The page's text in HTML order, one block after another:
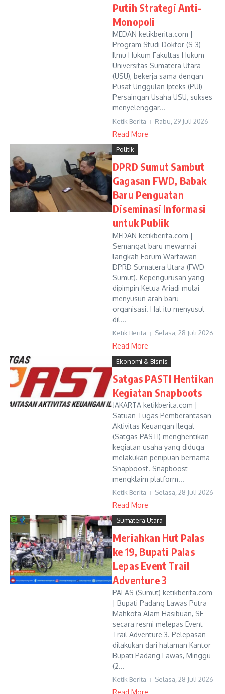
Putih Strategi Anti-
Monopoli
MEDAN ketikberita.com |
Program Studi Doktor (S-3)
Ilmu Hukum Fakultas Hukum
Universitas Sumatera Utara
(USU), bekerja sama dengan
Pusat Unggulan Ipteks (PUI)
Persaingan Usaha USU, sukses
menyelenggar...
Ketik Berita Rabu, 29 Juli 2026
Read More
Politik
DPRD Sumut Sambut
Gagasan FWD, Babak
Baru Penguatan
Diseminasi Informasi
untuk Publik
MEDAN ketikberita.com |
Semangat baru mewarnai
langkah Forum Wartawan
DPRD Sumatera Utara (FWD
Sumut). Kepengurusan yang
dipimpin Ketua Ariadi mulai
menyusun arah baru
organisasi. Hal itu menyusul
dil...
Ketik Berita Selasa, 28 Juli 2026
Read More
Ekonomi & Bisnis
Satgas PASTI Hentikan
Kegiatan Snapboots
JAKARTA ketikberita.com |
Satuan Tugas Pemberantasan
Aktivitas Keuangan Ilegal
(Satgas PASTI) menghentikan
kegiatan usaha yang diduga
melakukan penipuan bernama
Snapboost. Snapboost
mengklaim platform...
Ketik Berita Selasa, 28 Juli 2026
Read More
Sumatera Utara
Meriahkan Hut Palas
ke 19, Bupati Palas
Lepas Event Trail
Adventure 3
PALAS (Sumut) ketikberita.com
| Bupati Padang Lawas Putra
Mahkota Alam Hasibuan, SE
secara resmi melepas Event
Trail Adventure 3. Pelepasan
dilakukan dari halaman Kantor
Bupati Padang Lawas, Minggu
(2...
Ketik Berita Selasa, 28 Juli 2026
Read More